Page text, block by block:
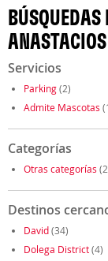
BÚSQUEDAS
ANASTACIOS
Servicios
Parking(2)
Admite Mascotas
Categorías
Otras categorías
Destinos
David(34)
Dolega District(4)